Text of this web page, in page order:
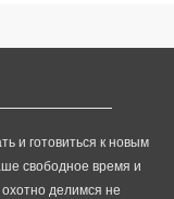
и готовиться к новым
свободное время и
делимся не